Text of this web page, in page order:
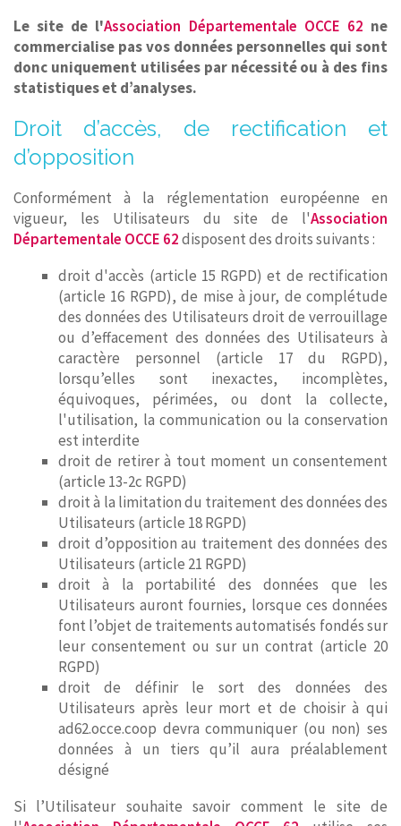
Le site de l'Association Départementale OCCE 62 ne
commercialise pas vos données personnelles qui sont
donc uniquement utilisées par nécessité ou à des fins
statistiques et d’analyses.
Droit d’accès, de rectification et
d’opposition
Conformément à la réglementation européenne en
vigueur, les Utilisateurs du site de l'Association
Départementale OCCE 62disposent des droits suivants :
droit d'accès (article 15 RGPD) et de rectification
(article 16 RGPD), de mise à jour, de complétude
des données des Utilisateurs droit de verrouillage
ou d’effacement des données des Utilisateurs à
caractère personnel (article 17 du RGPD),
lorsqu’elles sont inexactes, incomplètes,
équivoques, périmées, ou dont la collecte,
l'utilisation, la communication ou la conservation
est interdite
droit de retirer à tout moment un consentement
(article 13-2c RGPD)
droit à la limitation du traitement des données des
Utilisateurs (article 18 RGPD)
droit d’opposition au traitement des données des
Utilisateurs (article 21 RGPD)
droit à la portabilité des données que les
Utilisateurs auront fournies, lorsque ces données
font l’objet de traitements automatisés fondés sur
leur consentement ou sur un contrat (article 20
RGPD)
droit de définir le sort des données des
Utilisateurs après leur mort et de choisir à qui
ad62.occe.coop devra communiquer (ou non) ses
données à un tiers qu’il aura préalablement
désigné
Si l’Utilisateur souhaite savoir comment le site de